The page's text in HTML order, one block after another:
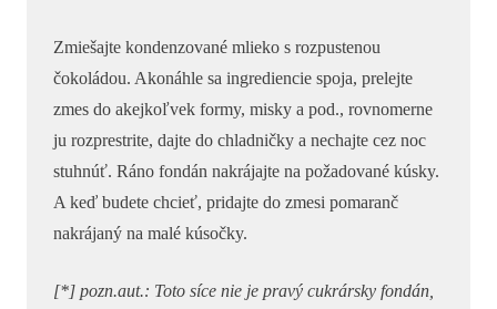
Zmiešajte kondenzované mlieko s rozpustenou
čokoládou. Akonáhle sa ingrediencie spoja, prelejte
zmes do akejkoľvek formy, misky a pod., rovnomerne
ju rozprestrite, dajte do chladničky a nechajte cez noc
stuhnúť. Ráno fondán nakrájajte na požadované kúsky.
A keď budete chcieť, pridajte do zmesi pomaranč
nakrájaný na malé kúsočky.
[*] pozn.aut.: Toto síce nie je pravý cukrársky fondán,